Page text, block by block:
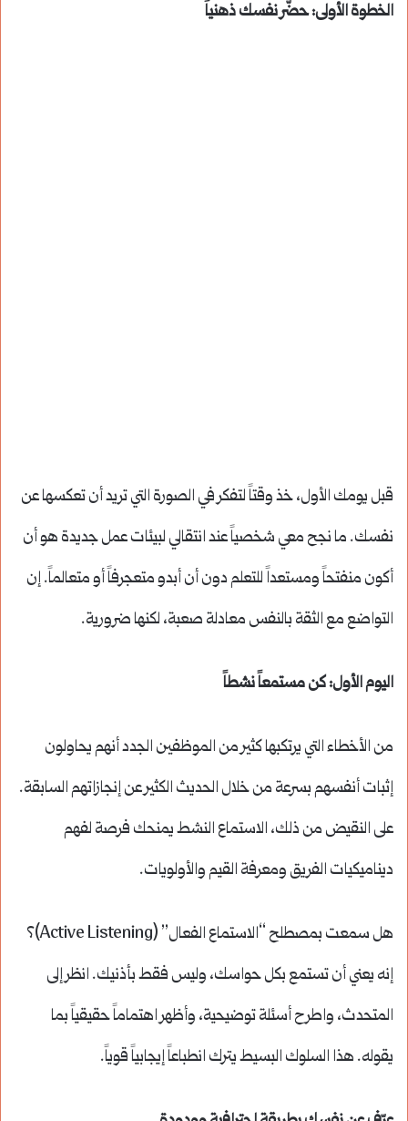
الخطوة الأولى: حضّر نفسك ذهنياً
قبل يومك الأول، خذ وقتاً لتفكر في الصورة التي تريد أن تعكسها عن
نفسك. ما نجح معي شخصياً عند انتقالي لبيئات عمل جديدة هو أن
أكون منفتحاً ومستعداً للتعلم دون أن أبدو متعجرفاً أو متعالماً. إن
التواضع مع الثقة بالنفس معادلة صعبة، لكنها ضرورية.
اليوم الأول: كن مستمعاً نشطاً
من الأخطاء التي يرتكبها كثير من الموظفين الجدد أنهم يحاولون
إثبات أنفسهم بسرعة من خلال الحديث الكثير عن إنجازاتهم السابقة.
على النقيض من ذلك، الاستماع النشط يمنحك فرصة لفهم
ديناميكيات الفريق ومعرفة القيم والأولويات.
هل سمعت بمصطلح “الاستماع الفعال” (Active Listening)؟
إنه يعني أن تستمع بكل حواسك، وليس فقط بأذنيك. انظر إلى
المتحدث، واطرح أسئلة توضيحية، وأظهر اهتماماً حقيقياً بما
يقوله. هذا السلوك البسيط يترك انطباعاً إيجابياً قوياً.